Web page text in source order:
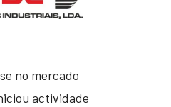
no mercado
actividade